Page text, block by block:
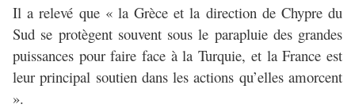
Il a relevé que « la Grèce et la direction de Chypre du
Sud se protègent souvent sous le parapluie des grandes
puissances pour faire face à la Turquie, et la France est
leur principal soutien dans les actions qu’elles amorcent
».